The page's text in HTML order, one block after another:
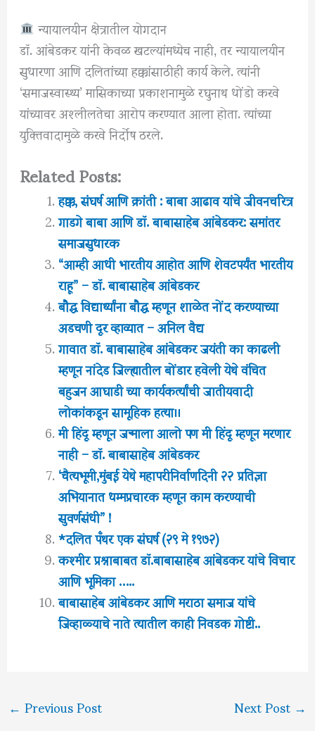
न्यायालयीन क्षेत्रातील योगदान
डॉ. आंबेडकर यांनी केवळ खटल्यांमध्येच नाही, तर न्यायालयीन
सुधारणा आणि दलितांच्या हक्कांसाठीही कार्य केले.त्यांनी
‘समाजस्वास्थ्य’ मासिकाच्या प्रकाशनामुळे रघुनाथ धोंडो करवे
यांच्यावर अश्लीलतेचा आरोप करण्यात आला होता.त्यांच्या
युक्तिवादामुळे करवे निर्दोष ठरले.
Related Posts:
हक्क, संघर्ष आणि क्रांती : बाबा आढाव यांचे जीवनचरित्र
गाडगे बाबा आणि डॉ. बाबासाहेब आंबेडकर: समांतर
समाजसुधारक
“आम्ही आधी भारतीय आहोत आणि शेवटपर्यंत भारतीय
राहू” – डॉ. बाबासाहेब आंबेडकर
बौद्ध विद्यार्थ्यांना बौद्ध म्हणून शाळेत नोंद करण्याच्या
अडचणी दूर व्हाव्यात – अनिल वैद्य
गावात डॉ. बाबासाहेब आंबेडकर जयंती का काढली
म्हणून नांदेड जिल्ह्यातील बोंडार हवेली येथे वंचित
बहुजन आघाडी च्या कार्यकर्त्यांची जातीयवादी
लोकांकडून सामूहिक हत्या।।
मी हिंदू म्हणून जन्माला आलो पण मी हिंदू म्हणून मरणार
नाही – डॉ. बाबासाहेब आंबेडकर
‘चैत्यभूमी,मुंबई येथे महापरीनिर्वाणदिनी २२ प्रतिज्ञा
अभियानात धम्मप्रचारक म्हणून काम करण्याची
सुवर्णसंधी” !
*दलित पँथर एक संघर्ष (२९ मे १९७२)
कश्मीर प्रश्नाबाबत डॉ.बाबासाहेब आंबेडकर यांचे विचार
आणि भूमिका …..
बाबासाहेब आंबेडकर आणि मराठा समाज यांचे
जिव्हाळ्याचे नाते त्यातील काही निवडक गोष्टी..
←Previous Post Next Post→